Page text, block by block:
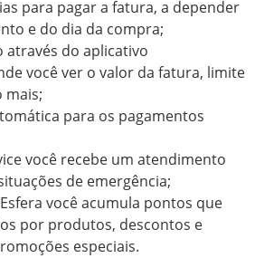
para pagar a fatura, a depender
e do dia da compra;
do aplicativo
você ver o valor da fatura, limite
mais;
para os pagamentos
você recebe um atendimento
de emergência;
você acumula pontos que
por produtos, descontos e
especiais.